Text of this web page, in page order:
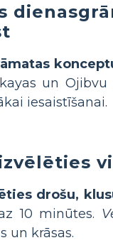
un
iesaistīšanai.
drošu,
10 minūtes.
un krāsas.